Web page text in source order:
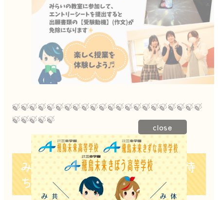
🍃🍃🍃🍃🍃🍃🍃🍃🍃🍃🍃🍃🍃🍃🍃🍃🍃🍃🍃🍃🍃🍃
🍃🍃🍃🍃🍃
みなさまのご来校を心よりお待
ちしています🌟
close